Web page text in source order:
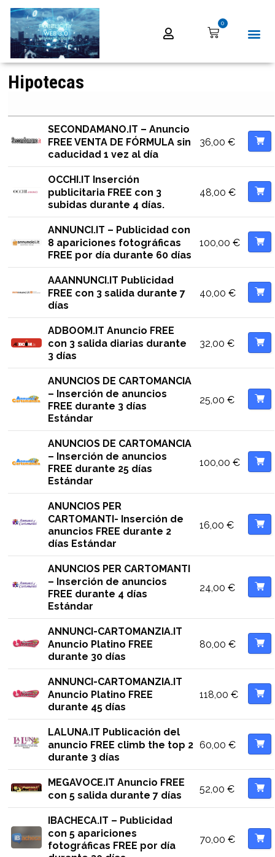
0
Hipotecas
SECONDAMANO.IT – Anuncio
FREE VENTA DE FÓRMULA sin
caducidad 1 vez al día
36,00 €
OCCHI.IT Inserción
publicitaria FREE con 3
subidas durante 4 días.
48,00 €
ANNUNCI.IT – Publicidad con
8 apariciones fotográficas
FREE por día durante 60 días
100,00 €
AAANNUNCI.IT Publicidad
FREE con 3 salida durante 7
días
40,00 €
ADBOOM.IT Anuncio FREE
con 3 salida diarias durante
3 días
32,00 €
ANUNCIOS DE CARTOMANCIA
– Inserción de anuncios
FREE durante 3 días
Estándar
25,00 €
ANUNCIOS DE CARTOMANCIA
– Inserción de anuncios
FREE durante 25 días
Estándar
100,00 €
ANUNCIOS PER
CARTOMANTI- Inserción de
anuncios FREE durante 2
días Estándar
16,00 €
ANUNCIOS PER CARTOMANTI
– Inserción de anuncios
FREE durante 4 días
Estándar
24,00 €
ANNUNCI-CARTOMANZIA.IT
Anuncio Platino FREE
durante 30 días
80,00 €
ANNUNCI-CARTOMANZIA.IT
Anuncio Platino FREE
durante 45 días
118,00 €
LALUNA.IT Publicación del
anuncio FREE climb the top 2
durante 3 días
60,00 €
MEGAVOCE.IT Anuncio FREE
con 5 salida durante 7 días
52,00 €
IBACHECA.IT – Publicidad
con 5 apariciones
fotográficas FREE por día
70,00 €